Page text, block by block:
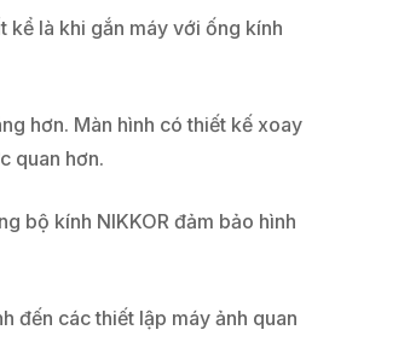
là khi gắn máy với ống kính
hơn. Màn hình có thiết kế xoay
quan hơn.
bộ kính NIKKOR đảm bảo hình
đến các thiết lập máy ảnh quan